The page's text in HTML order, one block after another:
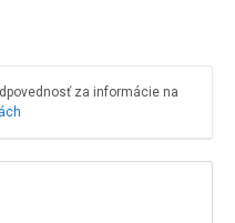
za informácie na